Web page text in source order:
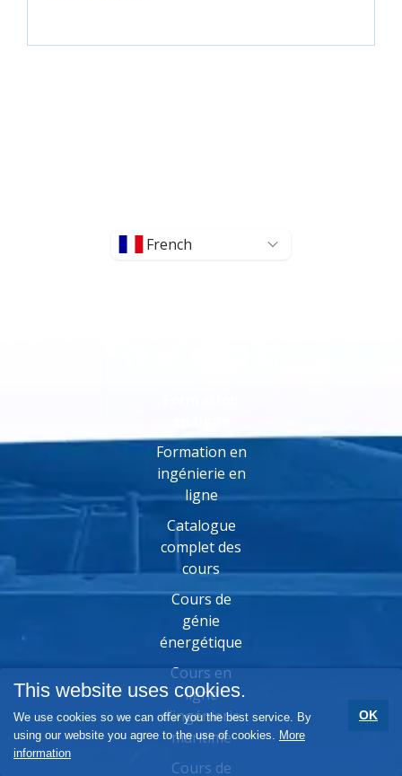
French
Formation en
ingénierie en
ligne
Catalogue
complet des
cours
Cours de
génie
énergétique
Cours en
ligne
d’ingénierie
maritime
Cours de
This website uses cookies.
We use cookies so we can offer you the best service. By
using our website you agree to the use of cookies. More
information
OK